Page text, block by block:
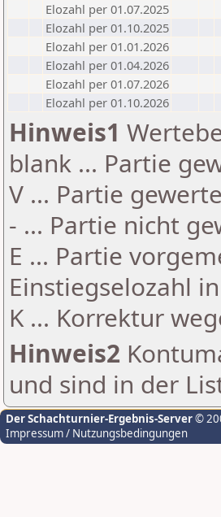
Elozahl per 01.07.2025
Elozahl per 01.10.2025
Elozahl per 01.01.2026
Elozahl per 01.04.2026
Elozahl per 01.07.2026
Elozahl per 01.10.2026
Hinweis1
blank ... Partie
V ... Partie
- ... Partie nicht
E ... Partie
Einstiegselozahl
K ... Korrektur
Hinweis2
und sind in der
Der Schachturnier-Ergebnis-Server©
Impressum / Nutzungsbedingungen